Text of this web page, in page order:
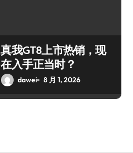
真我GT8上市热销，现
在入手正当时？
dawei 8 月 1, 2026